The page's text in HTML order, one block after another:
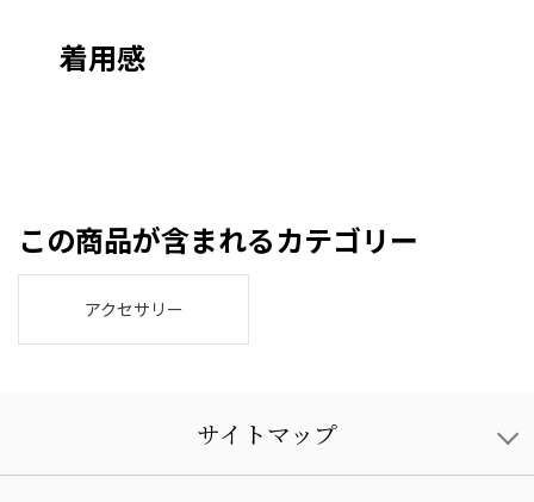
着用感
この商品が含まれるカテゴリー
アクセサリー
サイトマップ